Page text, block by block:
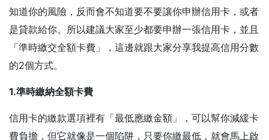
知道你的風險，反而會不知道要不要讓你申辦信用卡，或者
是貸款給你。所以建議大家至少都要申辦一張信用卡，並且
「準時繳交全額卡費」，這邊就跟大家分享我提高信用分數
的2個方式。
1.準時繳納全額卡費
信用卡的繳款選項裡有「最低應繳金額」，可以幫你減緩卡
費負擔，但它就像是一個陷阱，只要你繳最低，就會馬上啟